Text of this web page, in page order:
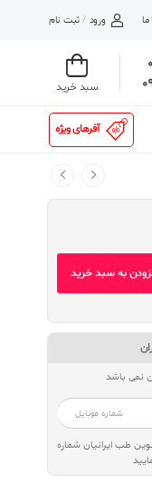
ورود / ثبت نام
سبد خرید
آفرهای ویژه
به سبد خرید
نمی باشد
طب ایرانیان شماره